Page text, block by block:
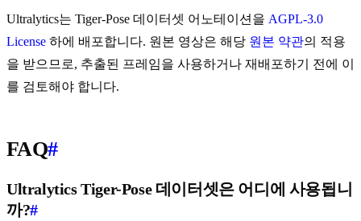
Ultralytics는 Tiger-Pose 데이터셋 어노테이션을 AGPL-3.0
License 하에 배포합니다. 원본 영상은 해당 원본 약관의 적용
을 받으므로, 추출된 프레임을 사용하거나 재배포하기 전에 이
를 검토해야 합니다.
FAQ#
Ultralytics Tiger-Pose 데이터셋은 어디에 사용됩니
까?#